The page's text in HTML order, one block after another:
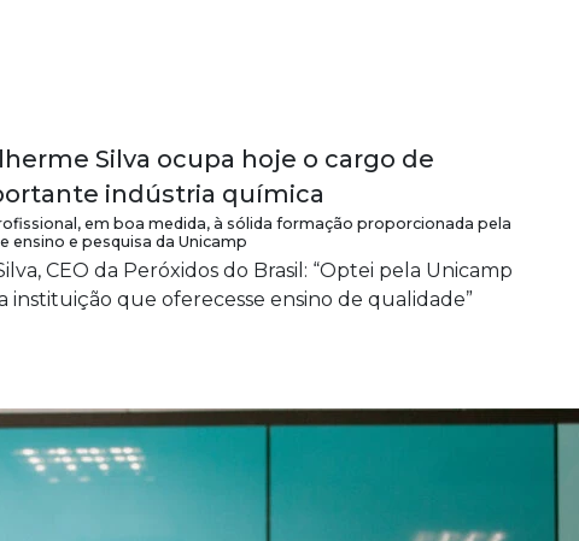
Silva ocupa hoje o cargo de
indústria química
em boa medida, à sólida formação proporcionada pela
ensino e pesquisa da Unicamp
CEO da Peróxidos do Brasil: “Optei pela Unicamp
que oferecesse ensino de qualidade”